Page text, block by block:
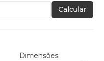
Calcular
Dimensões